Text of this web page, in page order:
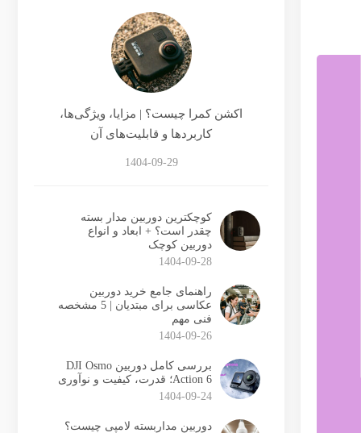
اکشن کمرا چیست؟ | مزایا، ویژگی‌ها،
کاربردها و قابلیت‌های آن
1404-09-29
کوچکترین دوربین مدار بسته
چقدر است؟ + ابعاد و انواع
دوربین کوچک
1404-09-28
راهنمای جامع خرید دوربین
عکاسی برای مبتدیان | 5 مشخصه
فنی مهم
1404-09-26
بررسی کامل دوربین DJI Osmo
Action 6؛ قدرت، کیفیت و نوآوری
1404-09-24
دوربین مداربسته لامپی چیست؟